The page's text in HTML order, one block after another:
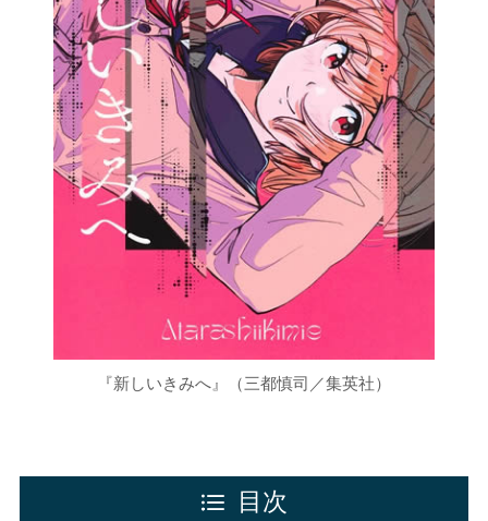
『新しいきみへ』（三都慎司／集英社）
目次